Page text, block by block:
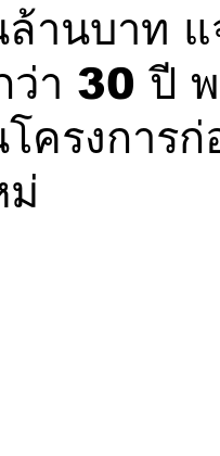
านบาท
ว่า 30 ปี
ครงการ
ม่